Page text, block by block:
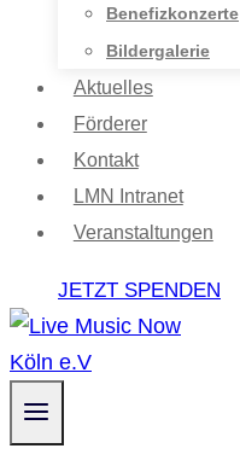
Benefizkonzerte
Bildergalerie
Aktuelles
Förderer
Kontakt
LMN Intranet
Veranstaltungen
JETZT SPENDEN